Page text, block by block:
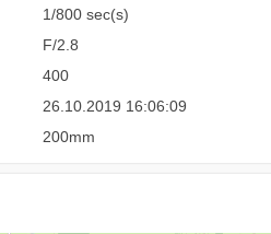
1/800 sec(s)
F/2.8
400
26.10.2019 16:06:09
200mm